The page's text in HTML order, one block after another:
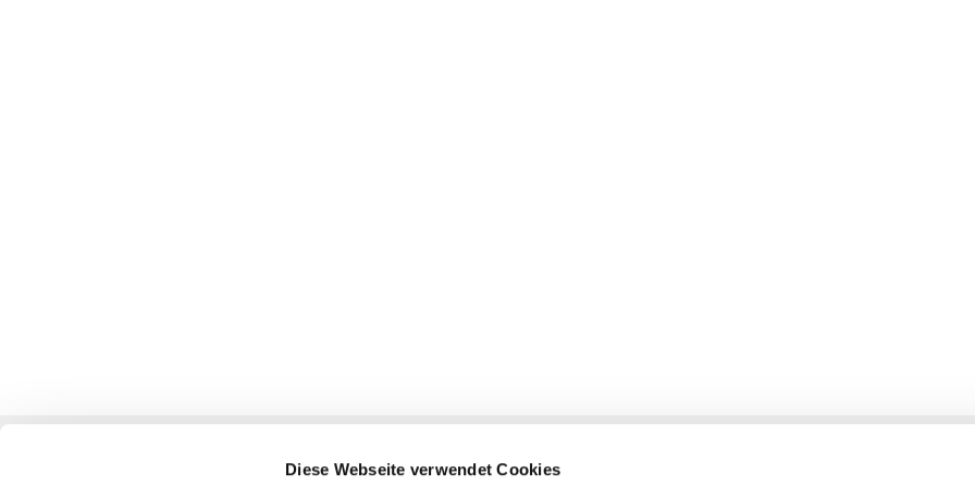
Diese Webseite verwendet Cookies
Oberbarnim-Nikolai / Wriezen-Oderland / Altglietzen-Oderberg